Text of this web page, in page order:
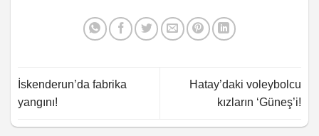
İskenderun’da fabrika
yangını!
Hatay’daki voleybolcu
kızların ‘Güneş’i!